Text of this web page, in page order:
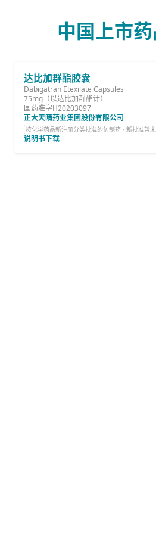
中国上市
达比加群酯胶囊
Dabigatran Etexilate Capsules
75mg（以达比加群酯计）
国药准字H20203097
正大天晴药业集团股份有限公司
按化学药品新注册分类批准的仿制药 · 新批准暂
说明书下载